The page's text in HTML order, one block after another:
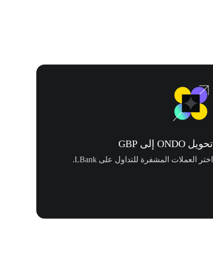
تحويل ONDO إلى GBP
اختر العملات المشفرة للتداول على LBank.